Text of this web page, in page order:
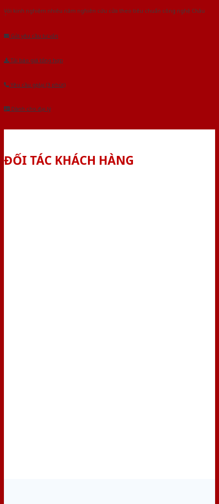
Với kinh nghiệm nhiêu năm nghiên cứu cửa theo tiêu chuẩn công nghệ Châu
Gửi yêu cầu tư vấn
Tải báo giá tổng hợp
Yêu cầu gọi lại (3 phút)
Dành cho đại lý
ĐỐI TÁC KHÁCH HÀNG